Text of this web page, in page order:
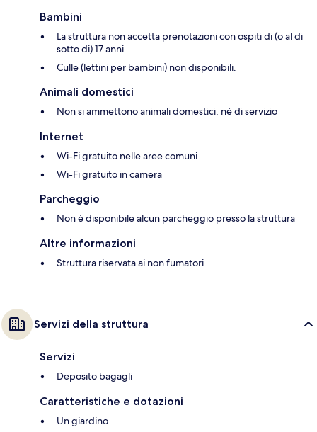
Bambini
La struttura non accetta prenotazioni con ospiti di (o al di
sotto di) 17 anni
Culle (lettini per bambini) non disponibili.
Animali domestici
Non si ammettono animali domestici, né di servizio
Internet
Wi-Fi gratuito nelle aree comuni
Wi-Fi gratuito in camera
Parcheggio
Non è disponibile alcun parcheggio presso la struttura
Altre informazioni
Struttura riservata ai non fumatori
Servizi della struttura
Servizi
Deposito bagagli
Caratteristiche e dotazioni
Un giardino